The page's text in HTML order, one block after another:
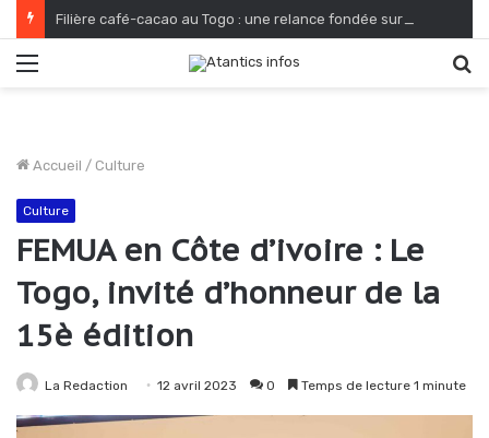
Accueil / Culture
Culture
FEMUA en Côte d’ivoire : Le
Togo, invité d’honneur de la
15è édition
La Redaction 12 avril 2023 0 Temps de lecture 1 minute